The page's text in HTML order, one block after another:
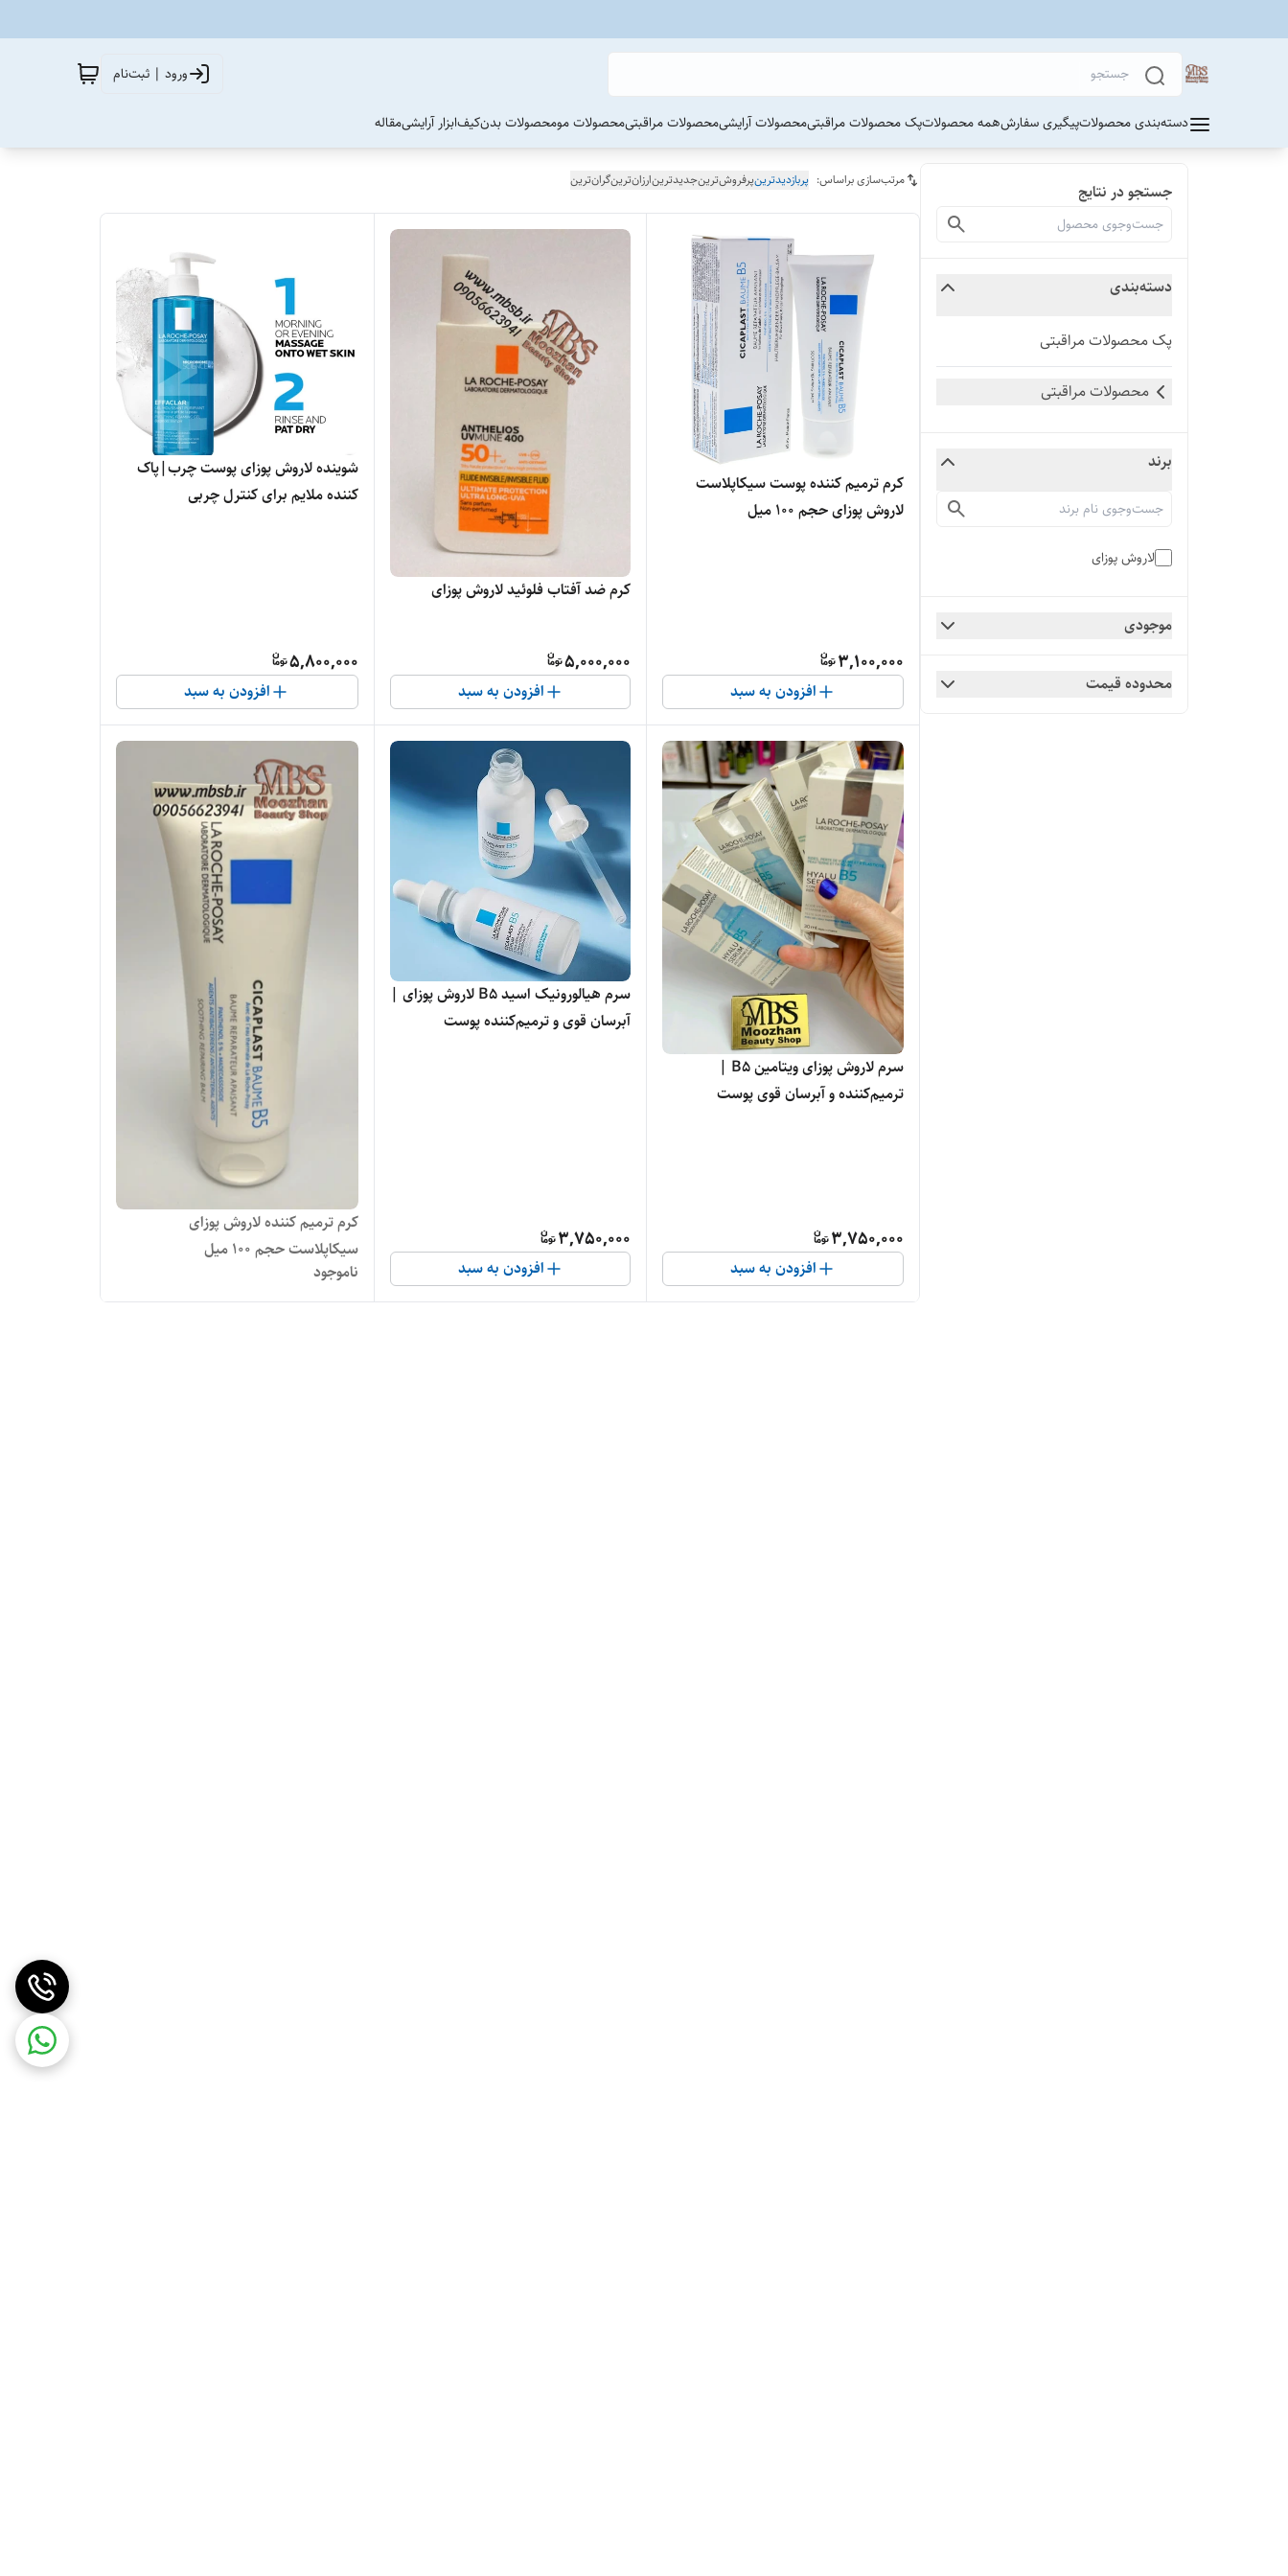
ورود | ثبت‌نام
دسته‌بندی محصولاتپیگیری سفارشهمه محصولاتپک محصولات مراقبتیمحصولات آرایشیمحصولات مراقبتیمحصولات مومحصولات بدنکیفابزار آرایشیمقاله
جستجو در نتایج
دسته‌بندی
پک محصولات مراقبتی
محصولات مراقبتی
برند
لاروش پوزای
موجودی
محدوده قیمت
مرتب‌سازی براساس: پربازدیدترینپرفروش‌ترینجدیدترینارزان‌ترینگران‌ترین
کرم ترمیم کننده پوست سیکاپلاست
لاروش پوزای حجم ۱۰۰ میل
3,100,000
افزودن به سبد
کرم ضد آفتاب فلوئید لاروش پوزای
5,000,000
افزودن به سبد
شوینده لاروش پوزای پوست چرب|پاک
کننده ملایم برای کنترل چربی
5,800,000
افزودن به سبد
سرم لاروش پوزای ویتامین B5 |
ترمیم‌کننده و آبرسان قوی پوست
3,750,000
افزودن به سبد
سرم هیالورونیک اسید B5 لاروش پوزای |
آبرسان قوی و ترمیم‌کننده پوست
3,750,000
افزودن به سبد
کرم ترمیم کننده لاروش پوزای
سیکاپلاست حجم ۱۰۰ میل
ناموجود